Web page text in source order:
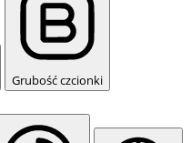
Grubość czcionki